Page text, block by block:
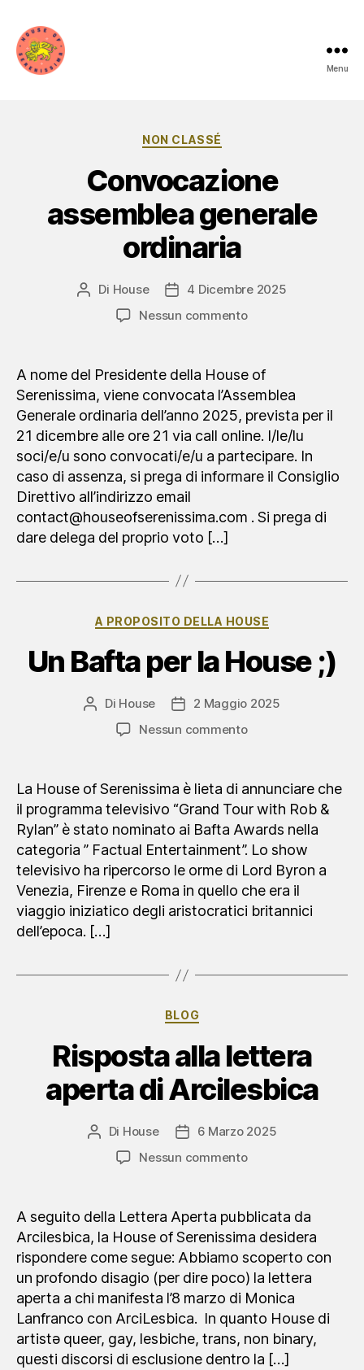
Serenissima
Menu
Categorie
NON CLASSÉ
Convocazione
assemblea generale
ordinaria
Autore
articolo
Di House
Data4 Dicembre 2025
Nessun commentosu
generale
A nome del Presidente della House of
Serenissima, viene convocata l’Assemblea
Generale ordinaria dell’anno 2025, prevista per il
21 dicembre alle ore 21 via call online. I/le/lu
soci/e/u sono convocati/e/u a partecipare. In
caso di assenza, si prega di informare il Consiglio
Direttivo all’indirizzo email
contact@houseofserenissima.com . Si prega di
dare delega del proprio voto […]
Categorie
A PROPOSITO DELLA HOUSE
Un Bafta per la House ;)
Autore
articolo
Di House
Data
dell'articolo
2 Maggio 2025
Nessun commentosu
per
House
;)
La House of Serenissima è lieta di annunciare che
il programma televisivo “Grand Tour with Rob &
Rylan” è stato nominato ai Bafta Awards nella
categoria ” Factual Entertainment”. Lo show
televisivo ha ripercorso le orme di Lord Byron a
Venezia, Firenze e Roma in quello che era il
viaggio iniziatico degli aristocratici britannici
dell’epoca. […]
Categorie
BLOG
Risposta alla lettera
aperta di Arcilesbica
Autore
articolo
Di House
Data6 Marzo 2025
Nessun commentosu
lettera
di
Arcilesbica
A seguito della Lettera Aperta pubblicata da
Arcilesbica, la House of Serenissima desidera
rispondere come segue: Abbiamo scoperto con
un profondo disagio (per dire poco) la lettera
aperta a chi manifesta l’8 marzo di Monica
Lanfranco con ArciLesbica. In quanto House di
artistə queer, gay, lesbiche, trans, non binary,
questi discorsi di esclusione dentro la […]